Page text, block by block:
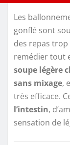
Les
gonflé sont
des repas
remédier tout
soupe légère
sans mixage,
très efficace.
l’intestin,
sensation de